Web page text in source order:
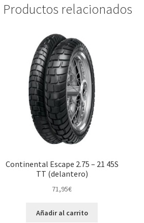
Productos relacionados
Continental Escape 2.75 – 21 45S
TT (delantero)
71,95€
Añadir al carrito